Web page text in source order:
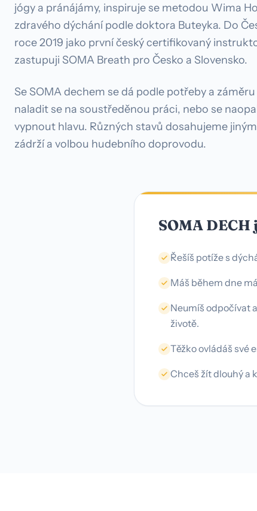
jógy a pránájámy, inspiruje se metodou Wima
zdravého dýchání podle doktora Buteyka. Do
roce 2019 jako první český certifikovaný
zastupuji SOMA Breath pro Česko a Slovensko.
Se SOMA dechem se dá podle potřeby a
naladit se na soustředěnou práci, nebo se
vypnout hlavu. Různých stavů dosahujeme
zádrží a volbou hudebního doprovodu.
SOMA
Řešíš potíže s
Máš během dne
Neumíš odpočívat
životě.
Těžko ovládáš své
Chceš žít dlouhý a